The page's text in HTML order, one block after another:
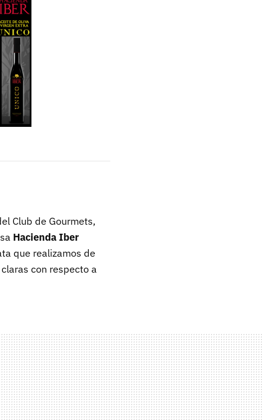
Club de Gourmets,
Hacienda Iber
que realizamos de
con respecto a